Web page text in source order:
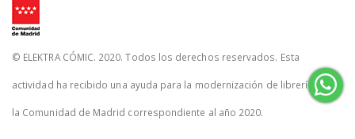
© ELEKTRA CÓMIC. 2020. Todos los derechos reservados. Esta
actividad ha recibido una ayuda para la modernización de librerías de
la Comunidad de Madrid correspondiente al año 2020.